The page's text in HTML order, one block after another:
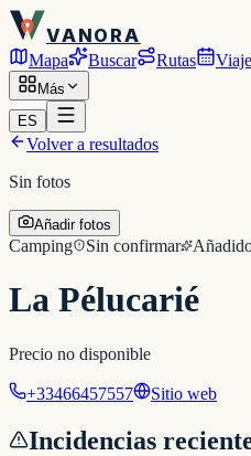
VANORA
Mapa Buscar Rutas
Más
ES
Volver a resultados
Sin fotos
Añadir fotos
Camping Sin confirmar
La Pélucarié
Precio no disponible
+33466457557 Sitio web
Incidencias